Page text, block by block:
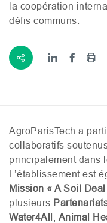
la coopération
défis communs.
AgroParisTech a
collaboratifs
principalement dans
L’établissement est
Mission « A Soil
plusieurs
Water4All
Animal